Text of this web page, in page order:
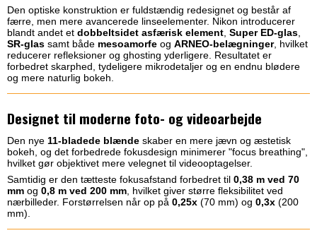
Den optiske konstruktion er fuldstændig redesignet og består af
færre, men mere avancerede linseelementer. Nikon introducerer
blandt andet et dobbeltsidet asfærisk element Super ED‑glas
SR‑glas samt både mesoamorfe og ARNEO‑belægninger, hvilket
reducerer refleksioner og ghosting yderligere. Resultatet er
forbedret skarphed, tydeligere mikrodetaljer og en endnu blødere
og mere naturlig bokeh.
Designet til moderne foto- og videoarbejde
Den nye 11‑bladede blænde skaber en mere jævn og æstetisk
bokeh, og det forbedrede fokusdesign minimerer "focus breathing",
hvilket gør objektivet mere velegnet til videooptagelser.
Samtidig er den tætteste fokusafstand forbedret til 0,38 m ved 70
mm og 0,8 m ved 200 mm , hvilket giver større fleksibilitet ved
nærbilleder. Forstørrelsen når op på 0,25x (70 mm) og 0,3x (200
mm).